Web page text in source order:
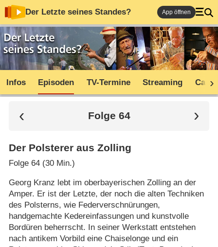
Der Letzte seines Standes? App öffnen
Infos Episoden TV-Termine Streaming Cast
Folge 64
Der Polsterer aus Zolling
Folge 64 (30 Min.)
Georg Kranz lebt im oberbayerischen Zolling an der
Amper. Er ist der Letzte, der noch die alten Techniken
des Polsterns, wie Federverschnürungen,
handgemachte Kedereinfassungen und kunstvolle
Bordüren beherrscht. In seiner Werkstatt entstehen
nach antikem Vorbild eine Chaiselonge und ein